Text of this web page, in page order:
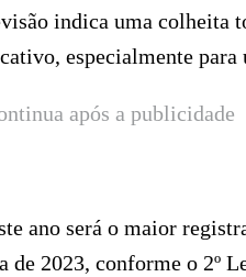
indica uma colheita
especialmente
após a publicidade
ano será o maior
de 2023, conforme o 2º